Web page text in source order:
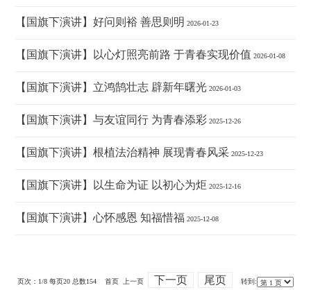
【国旗下演讲】好问则裕 善思则明 2026-01-23
【国旗下演讲】以心灯照亮前路 于青春实现价值 2026-01-08
【国旗下演讲】立鸿鹄壮志 辟新年曙光 2026-01-03
【国旗下演讲】与友谊同行 为青春添彩 2025-12-26
【国旗下演讲】根植法治精神 展现青春风采 2025-12-23
【国旗下演讲】以生命为证 以初心为炬 2025-12-16
【国旗下演讲】心怀感恩 知福惜福 2025-12-08
页次：1/8 每页20 总数154 首页 上一页 下一页 尾页 转到: